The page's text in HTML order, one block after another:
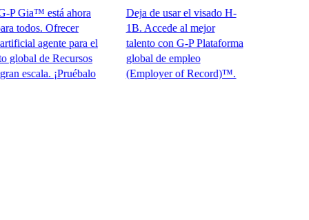
está ahora
Ofrecer
agente para el
de Recursos
¡Pruébalo
Deja de usar el visado H-
1B. Accede al mejor
talento con G-P Plataforma
global de empleo
(Employer of Record)™.​​